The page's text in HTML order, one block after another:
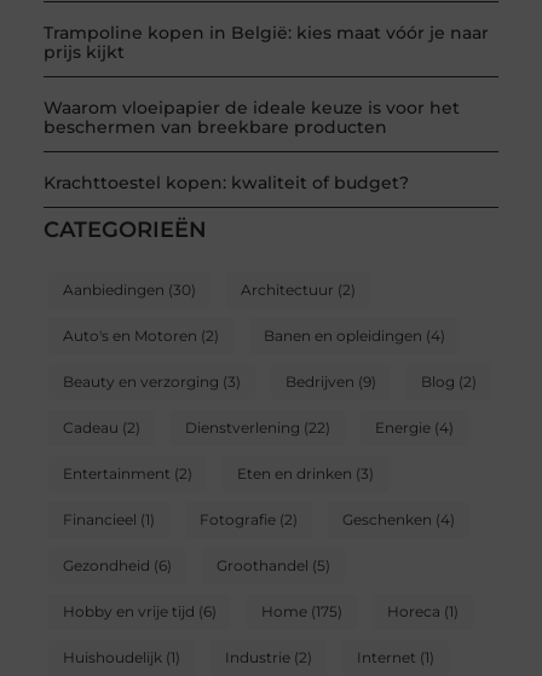
Trampoline kopen in België: kies maat vóór je naar
prijs kijkt
Waarom vloeipapier de ideale keuze is voor het
beschermen van breekbare producten
Krachttoestel kopen: kwaliteit of budget?
CATEGORIEËN
Aanbiedingen (30) Architectuur (2)
Auto's en Motoren (2) Banen en opleidingen (4)
Beauty en verzorging (3) Bedrijven (9) Blog (2)
Cadeau (2) Dienstverlening (22) Energie(4)
Entertainment (2) Eten en drinken (3)
Financieel (1) Fotografie(2) Geschenken (4)
Gezondheid (6) Groothandel (5)
Hobby en vrije tijd (6) Home(175) Horeca (1)
Huishoudelijk(1) Industrie(2) Internet (1)